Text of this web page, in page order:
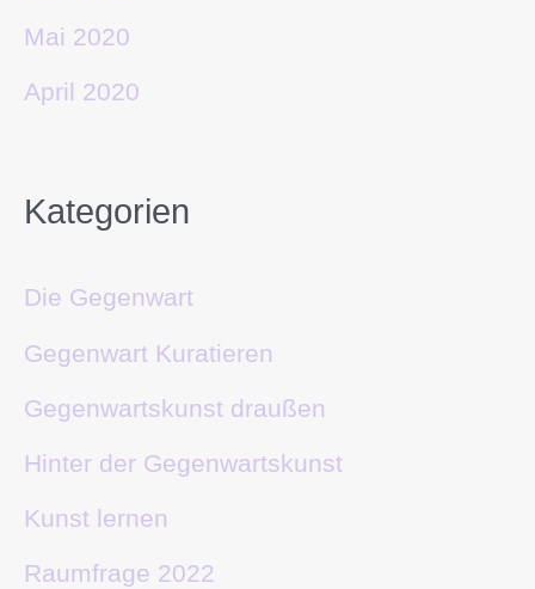
Mai 2020
April 2020
Kategorien
Die Gegenwart
Gegenwart Kuratieren
Gegenwartskunst draußen
Hinter der Gegenwartskunst
Kunst lernen
Raumfrage 2022